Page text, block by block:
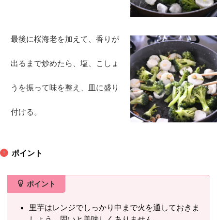
最後に桜海老を加えて、香りが
出るまで炒めたら、塩、こしょ
うを振って味を整え、皿に盛り
付ける。
ポイント
ポイント
里芋はレンジでしっかり中まで火を通しておきま